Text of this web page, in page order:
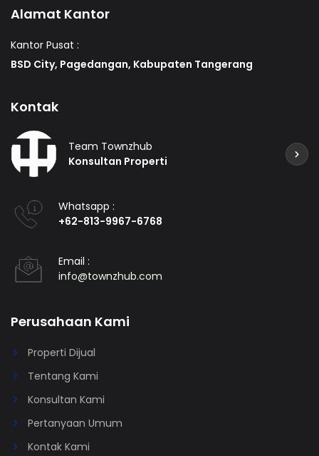
Alamat Kantor
Kantor Pusat :
BSD City, Pagedangan, Kabupaten Tangerang
Kontak
Team Townzhub
Konsultan Properti
Whatsapp :
+62-813-9967-6768
Email :
info@townzhub.com
Perusahaan Kami
Properti Dijual
Tentang Kami
Konsultan Kami
Pertanyaan Umum
Kontak Kami